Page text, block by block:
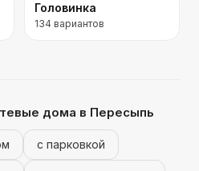
Головинка
134 вариантов
дома в Пересыпь
с парковкой